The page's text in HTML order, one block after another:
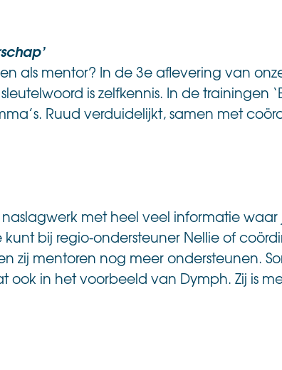
als mentor? In de 3e aflevering van
is zelfkennis. In de trainingen
Ruud verduidelijkt, samen met
met heel veel informatie
bij regio-ondersteuner Nellie of
zij mentoren nog meer ondersteunen.
in het voorbeeld van Dymph. Zij is